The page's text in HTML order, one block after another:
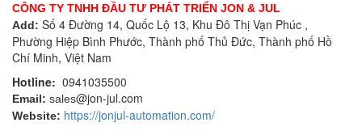
Dungs
DURAG
Dwyer
Dynisco
E+H
EBMPAPST
Bộ giao tiếp công nghiệp
Bộ hiển thị
Bộ khóa cửa
Bộ khởi động motor
Bộ khuếch đại
Bộ kiểm tra dầu
CÔNG TY TNHH ĐẦU TƯ PHÁT TRIỂN JON & JUL
Add: Số 4 Đường 14, Quốc Lộ 13, Khu Đô Thị Vạn Phúc ,
Phường Hiệp Bình Phước, Thành phố Thủ Đức, Thành phố Hồ
Chí Minh, Việt Nam
Hotline: 0941035500
Email: sales@jon-jul.com
Website: https://jonjul-automation.com/